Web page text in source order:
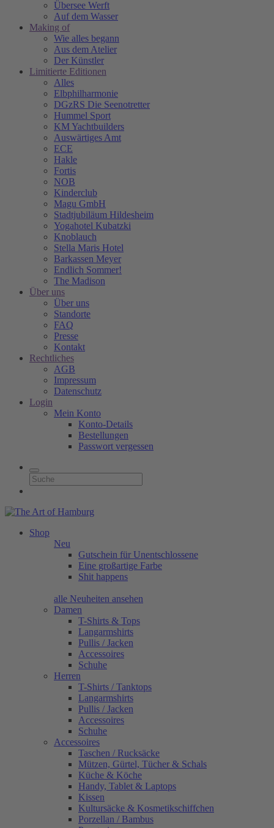
Übersee Werft
Auf dem Wasser
Making of
Wie alles begann
Aus dem Atelier
Der Künstler
Limitierte Editionen
Alles
Elbphilharmonie
DGzRS Die Seenotretter
Hummel Sport
KM Yachtbuilders
Auswärtiges Amt
ECE
Hakle
Fortis
NOB
Kinderclub
Magu GmbH
Stadtjubiläum Hildesheim
Yogahotel Kubatzki
Knoblauch
Stella Maris Hotel
Barkassen Meyer
Endlich Sommer!
The Madison
Über uns
Über uns
Standorte
FAQ
Presse
Kontakt
Rechtliches
AGB
Impressum
Datenschutz
Login
Mein Konto
Konto-Details
Bestellungen
Passwort vergessen
Shop
Neu
Gutschein für Unentschlossene
Eine großartige Farbe
Shit happens
alle Neuheiten ansehen
Damen
T-Shirts & Tops
Langarmshirts
Pullis / Jacken
Accessoires
Schuhe
Herren
T-Shirts / Tanktops
Langarmshirts
Pullis / Jacken
Accessoires
Schuhe
Accessoires
Taschen / Rucksäcke
Mützen, Gürtel, Tücher & Schals
Küche & Köche
Handy, Tablet & Laptops
Kissen
Kultursäcke & Kosmetikschiffchen
Porzellan / Bambus